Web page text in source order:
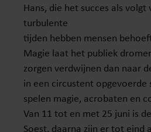
Hans, die het succes als volgt
turbulente
tijden hebben mensen
Magie laat het publiek
zorgen verdwijnen dan naar
in een circustent opgevoerde
spelen magie, acrobaten en
Van 11 tot en met 25 juni is
Soest, daarna zijn er tot eind